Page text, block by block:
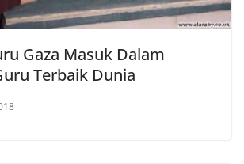
Gaza Masuk Dalam
Terbaik Dunia